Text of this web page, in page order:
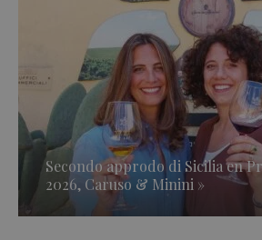
Secondo approdo di Sicilia en
2026, Caruso & Minini »